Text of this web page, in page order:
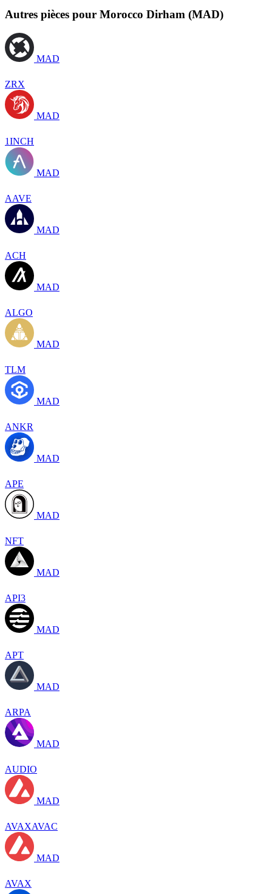
Autres pièces pour Morocco Dirham (MAD)
MAD
ZRX
MAD
1INCH
MAD
AAVE
MAD
ACH
MAD
ALGO
MAD
TLM
MAD
ANKR
MAD
APE
MAD
NFT
MAD
API3
MAD
APT
MAD
ARPA
MAD
AUDIO
MAD
AVAXAVAC
MAD
AVAX